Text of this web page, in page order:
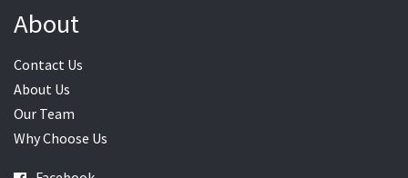
About
Contact Us
About Us
Our Team
Why Choose Us